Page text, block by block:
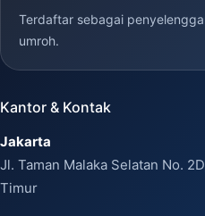
Terdaftar sebagai
umroh.
Kantor & Kontak
Jakarta
Jl. Taman Malaka Selatan No.
Timur